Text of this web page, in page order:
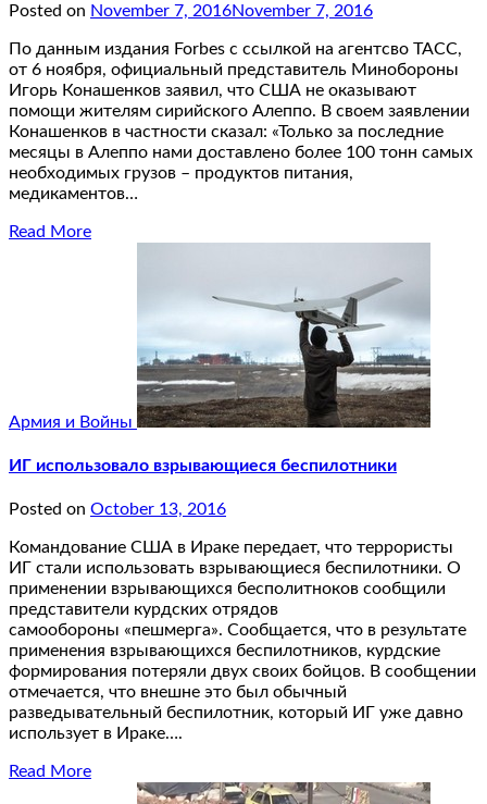
Posted on November 7, 2016November 7, 2016
По данным издания Forbes с ссылкой на агентсво ТАСС,
от 6 ноября, официальный представитель Минобороны
Игорь Конашенков заявил, что США не оказывают
помощи жителям сирийского Алеппо. В своем заявлении
Конашенков в частности сказал: «Только за последние
месяцы в Алеппо нами доставлено более 100 тонн самых
необходимых грузов – продуктов питания,
медикаментов…
Read More
Армия и Войны
ИГ использовало взрывающиеся беспилотники
Posted on October 13, 2016
Командование США в Ираке передает, что террористы
ИГ стали использовать взрывающиеся беспилотники. О
применении взрывающихся бесполитноков сообщили
представители курдских отрядов
самообороны «пешмерга». Сообщается, что в результате
применения взрывающихся беспилотников, курдские
формирования потеряли двух своих бойцов. В сообщении
отмечается, что внешне это был обычный
разведывательный беспилотник, который ИГ уже давно
использует в Ираке….
Read More